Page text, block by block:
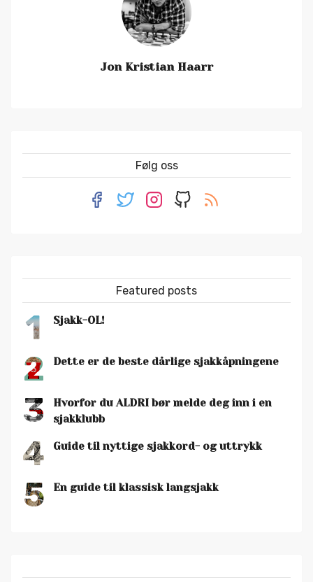
Jon Kristian Haarr
Følg oss
Featured posts
1 Sjakk-OL!
2 Dette er de beste dårlige sjakkåpningene
3
Hvorfor du ALDRI bør melde deg inn i en
sjakklubb
4 Guide til nyttige sjakkord- og uttrykk
5 En guide til klassisk langsjakk